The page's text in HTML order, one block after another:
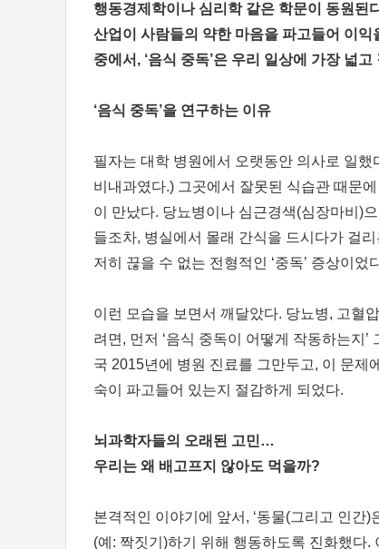
행동경제학이나 심리학 같은 학문이 동원된
산업이 사람들의 약한 마음을 파고들어 이
중에서, ‘음식 중독’은 우리 일상에 가장 넓
‘음식 중독’을 연구하는 이유
필자는 대학 병원에서 오랫동안 의사로 일
비내과였다.) 그곳에서 잘못된 식습관 때문
이 만났다. 당뇨병이나 심근경색(심장마비)
들조차, 병실에서 몰래 간식을 드시다가 걸
저히 끊을 수 없는 전형적인 ‘중독’ 증상이었
이런 모습을 보면서 깨달았다. 당뇨병, 고혈
려면, 먼저 ‘음식 중독이 어떻게 작동하는지
국 2015년에 병원 진료를 그만두고, 이 문제
숙이 파고들어 있는지 절감하게 되었다.
뇌과학자들의 오래된 고민…
우리는 왜 배고프지 않아도 먹을까?
본격적인 이야기에 앞서, ‘동물(그리고 인간
(예: 짝짓기)하기 위해 행동하도록 진화했다.